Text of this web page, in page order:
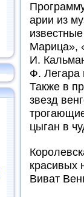
арии из
Марица»,
И.
Ф. Легара
Также в
звезд
цыган в
красивых
Виват